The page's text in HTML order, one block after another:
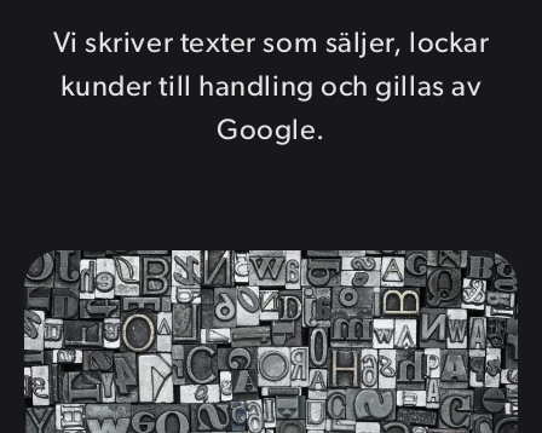
Vi skriver texter som säljer, lockar
kunder till handling och gillas av
Google.